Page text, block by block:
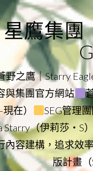
鷹集團
野之鷹｜Starry
與集團官方網站
在）
SEG管理
Starry（伊莉莎・S
內容建構，追求效
版計畫